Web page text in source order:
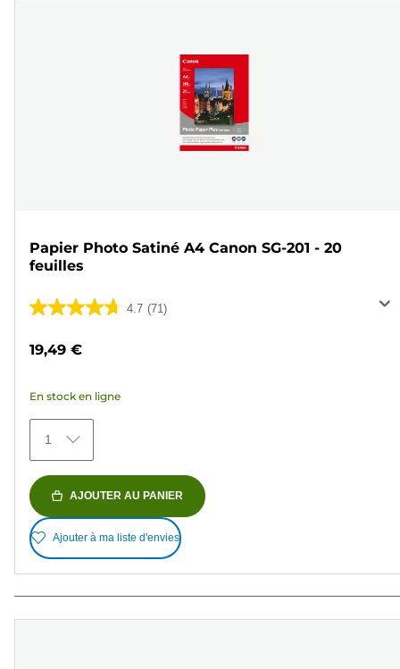
Papier Photo Satiné A4 Canon SG-201 - 20
feuilles
4.7 (71)
4.7
5
71
avis
19,49 €
En stock en ligne
1
AJOUTER AU PANIER
Ajouter à ma liste d'envies